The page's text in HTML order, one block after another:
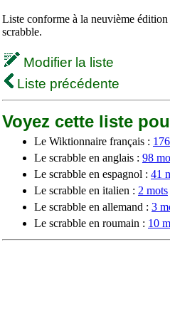
Liste conforme à la neuvième
scrabble.
Modifier la liste
Liste précédente
Voyez cette liste
Le Wiktionnaire français :
Le scrabble en anglais : 98
Le scrabble en espagnol : 41
Le scrabble en italien : 2 mots
Le scrabble en allemand : 3
Le scrabble en roumain : 10